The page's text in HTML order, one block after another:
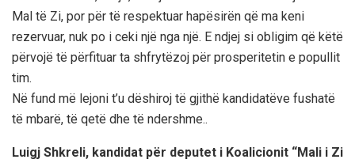
Mal të Zi, por për të respektuar hapësirën që ma keni
rezervuar, nuk po i ceki një nga një. E ndjej si obligim që këtë
përvojë të përfituar ta shfrytëzoj për prosperitetin e popullit
tim.
Në fund më lejoni t’u dëshiroj të gjithë kandidatëve fushatë
të mbarë, të qetë dhe të ndershme..
Luigj Shkreli, kandidat për deputet i Koalicionit “Mali i Zi